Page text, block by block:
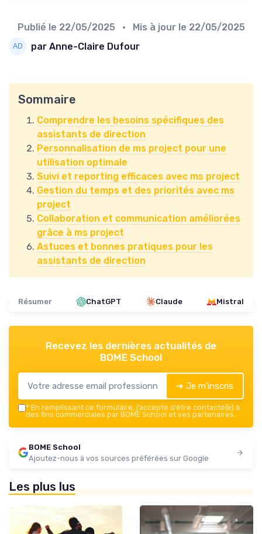
Publié le 22/05/2025 • Mis à jour le 22/05/2025
par Anne-Claire Dufour
Sommaire
Comprendre les besoins spécifiques des
assistants de direction
Personnalisation de ms project pour une
utilisation optimale
Suivi et reporting efficaces avec ms project
Gestion du temps et des priorités avec ms
project
Collaboration et communication améliorées
grâce à ms project
Astuces et bonnes pratiques pour les
assistants de direction
Résumer ChatGPT Claude Mistral
Recevez les dernières actualités de
BOME School
➔ Je m'inscris
* En remplissant ce formulaire, j’accepte d’être contacté(e) à
des fins commerciales par BOME School et ses partenaires.
BOME School
Ajoutez-nous à vos sources préférées sur Google
Les plus lus